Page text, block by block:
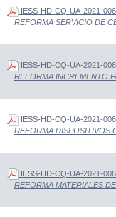
IESS-HD-CQ-UA-2021-
REFORMA SERVICIO DE
IESS-HD-CQ-UA-2021-
REFORMA INCREMENTO
IESS-HD-CQ-UA-2021-
REFORMA DISPOSITIVOS
IESS-HD-CQ-UA-2021-
REFORMA MATERIALES